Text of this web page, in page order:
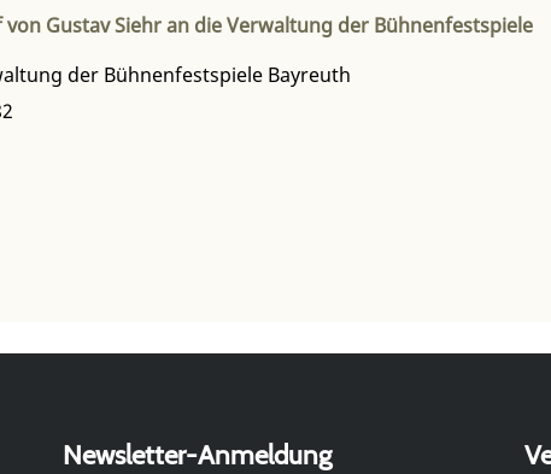
Gustav Siehr an die Verwaltung der Bühnenfestspiele
der Bühnenfestspiele Bayreuth
Newsletter-Anmeldung